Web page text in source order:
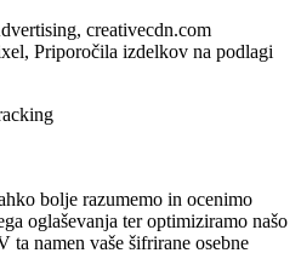
creativecdn.com
Priporočila izdelkov na podlagi
bolje razumemo in ocenimo
oglaševanja ter optimiziramo našo
ta namen vaše šifrirane osebne